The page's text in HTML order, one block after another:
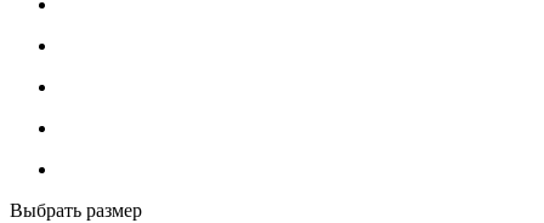
Выбрать размер